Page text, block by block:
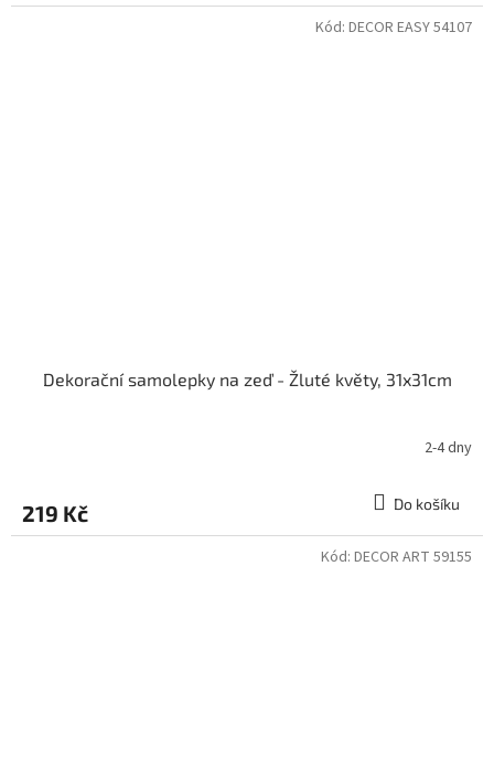
Dekorační samolepky na zeď - Žluté květy, 31x31cm
2-4 dny
219 Kč Do košíku
Kód: DECOR EASY 54107
Kód: DECOR ART 59155